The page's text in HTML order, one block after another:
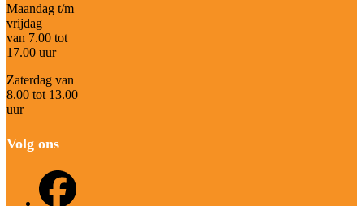
Maandag t/m
vrijdag
van 7.00 tot
17.00 uur
Zaterdag van
8.00 tot 13.00
uur
Volg ons